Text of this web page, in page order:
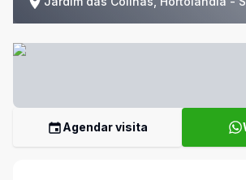
Agendar visita